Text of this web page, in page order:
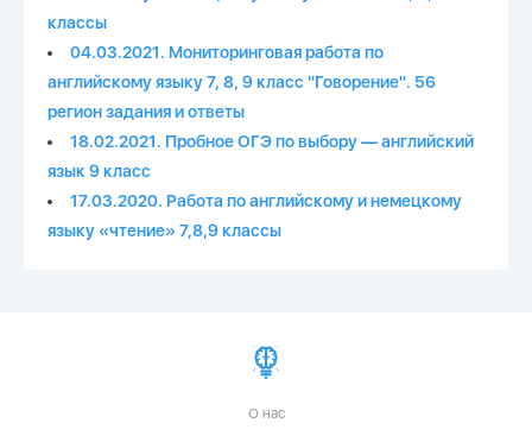
классы
04.03.2021. Мониторинговая работа по
английскому языку 7, 8, 9 класс "Говорение". 56
регион задания и ответы
18.02.2021. Пробное ОГЭ по выбору — английский
язык 9 класс
17.03.2020. Работа по английскому и немецкому
языку «чтение» 7,8,9 классы
О нас